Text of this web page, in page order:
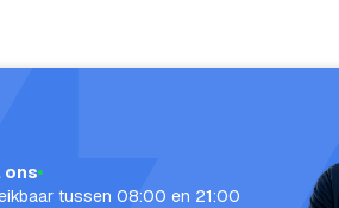
ons
tussen 08:00 en 21:00